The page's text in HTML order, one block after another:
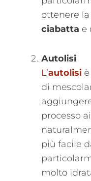
ottenere
ciabatta e
Autolisi
L’autolisi
di
processo
più facile
molto